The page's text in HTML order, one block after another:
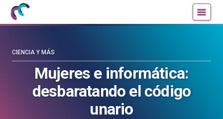
Mujeres
con
blog
Mujeres e informática:
desbaratando el código
unario
CIENCIA Y MÁS